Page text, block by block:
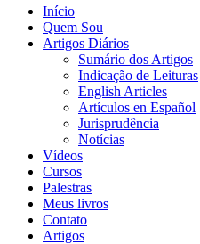
Início
Quem Sou
Artigos Diários
Sumário dos Artigos
Indicação de Leituras
English Articles
Artículos en Español
Jurisprudência
Notícias
Vídeos
Cursos
Palestras
Meus livros
Contato
Artigos